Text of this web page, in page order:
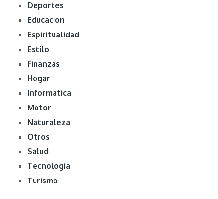
Deportes
Educacion
Espiritualidad
Estilo
Finanzas
Hogar
Informatica
Motor
Naturaleza
Otros
Salud
Tecnologia
Turismo